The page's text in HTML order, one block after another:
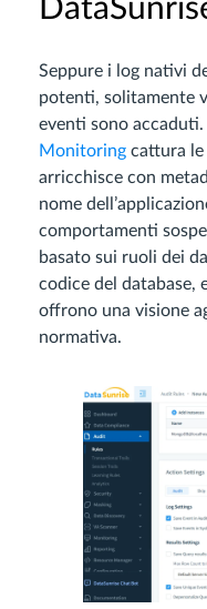
Seppure i log nativi
potenti, solitamente
eventi sono accaduti.
Monitoring cattura le
arricchisce con
nome
comportamenti
basato sui ruoli dei
codice del database,
offrono una visione
normativa.